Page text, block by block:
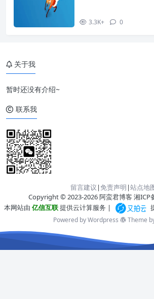
3.3K+ 0
关于我
暂时还没有介绍~
联系我
留言建议 |免责声明 |站点地
Copyright © 2023-2026 阿蛮君博客 湘ICP
本网站由 亿信互联提供云计算服务 |
Powered by Wordpress Theme